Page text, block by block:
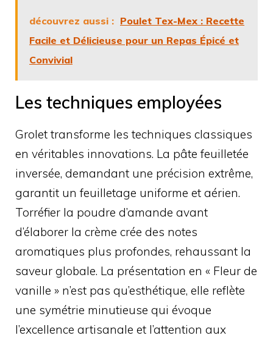
découvrez aussi : Poulet Tex-Mex : Recette
Facile et Délicieuse pour un Repas Épicé et
Convivial
Les techniques employées
Grolet transforme les techniques classiques
en véritables innovations. La pâte feuilletée
inversée, demandant une précision extrême,
garantit un feuilletage uniforme et aérien.
Torréfier la poudre d’amande avant
d’élaborer la crème crée des notes
aromatiques plus profondes, rehaussant la
saveur globale. La présentation en « Fleur de
vanille » n’est pas qu’esthétique, elle reflète
une symétrie minutieuse qui évoque
l’excellence artisanale et l’attention aux